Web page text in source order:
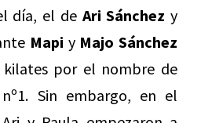
día, el de Ari Sánchez y
Mapi y Majo Sánchez
kilates por el nombre de
Sin embargo, en el